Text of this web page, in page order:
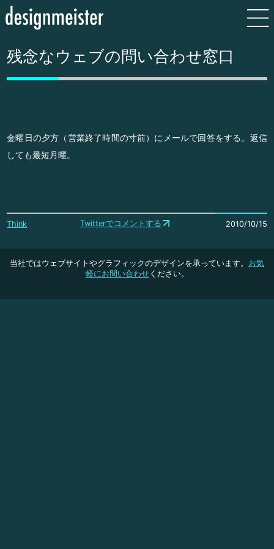
残念なウェブの問い合わせ窓口
金曜日の夕方（営業終了時間の寸前）にメールで回答をする。返信
しても最短月曜。
Think Twitterでコメントする 2010/10/15
当社ではウェブサイトやグラフィックのデザインを承っています。 お気
軽にお問い合わせください。